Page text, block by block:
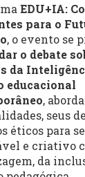
EDU+IA:
para o
, o evento se
o debate
da
educacional
,
seus
éticos para
e criativo
da